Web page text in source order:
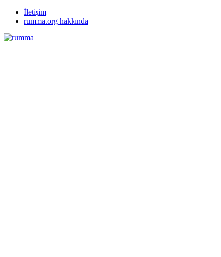
İletişim
rumma.org hakkında